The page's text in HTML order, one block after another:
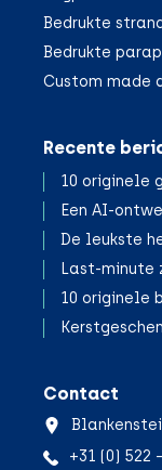
Bedrukte
Bedrukte
Custom made
Recente
10 originele
Een AI-
De leukste
Last-minute
10 originele
Contact
+31 (0) 522